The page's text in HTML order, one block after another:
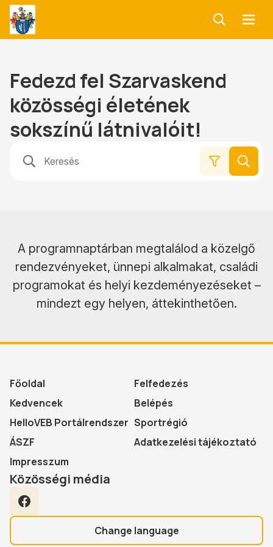
Szarvaskend
KeresésMenü
Fedezd fel Szarvaskend
közösségi életének
sokszínű látnivalóit!
A programnaptárban megtalálod a közelgő
rendezvényeket, ünnepi alkalmakat, családi
programokat és helyi kezdeményezéseket –
mindezt egy helyen, áttekinthetően.
Főoldal
Felfedezés
Kedvencek
Belépés
HelloVEB Portálrendszer Sportrégió
ÁSZF
Adatkezelési tájékoztató
Impresszum
Közösségi média
Change language